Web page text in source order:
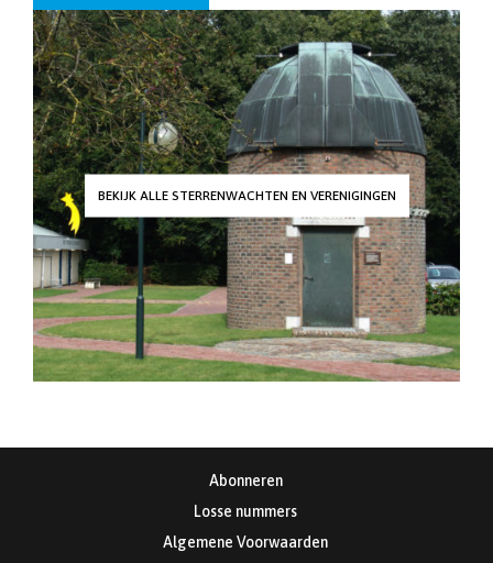
BEKIJK ALLE STERRENWACHTEN EN VERENIGINGEN
Abonneren
Losse nummers
Algemene Voorwaarden